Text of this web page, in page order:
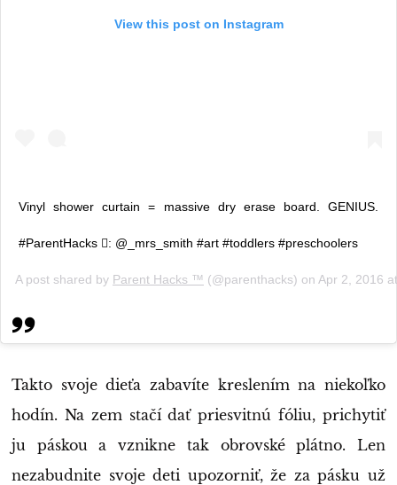
View this post on Instagram
Vinyl shower curtain = massive dry erase board. GENIUS.
#ParentHacks : @_mrs_smith #art #toddlers #preschoolers
A post shared by Parent Hacks ™️ (@parenthacks) on Apr 2, 2016
Takto svoje dieťa zabavíte kreslením na niekoľko
hodín. Na zem stačí dať priesvitnú fóliu, prichytiť
ju páskou a vznikne tak obrovské plátno. Len
nezabudnite svoje deti upozorniť, že za pásku už